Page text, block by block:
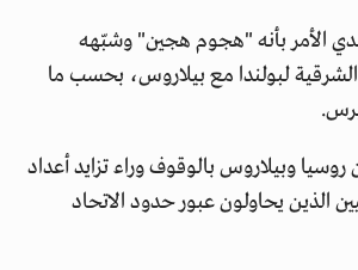
الأمر بأنه "هجوم هجين" وشبّهه
لبولندا مع بيلاروس، بحسب ما
وبيلاروس بالوقوف وراء تزايد أعداد
الذين يحاولون عبور حدود الاتحاد